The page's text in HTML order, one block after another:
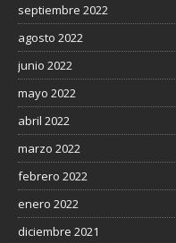
septiembre 2022
agosto 2022
junio 2022
mayo 2022
abril 2022
marzo 2022
febrero 2022
enero 2022
diciembre 2021